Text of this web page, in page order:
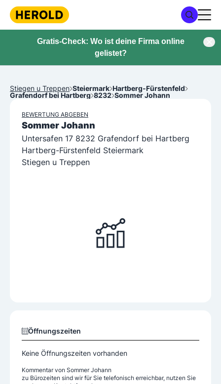
Gratis-Check: Wo ist deine Firma online
gelistet?
Stiegen u Treppen Steiermark Hartberg-Fürstenfeld
Grafendorf bei Hartberg 8232 Sommer Johann
BEWERTUNG ABGEBEN
Sommer Johann
Untersafen 17 8232 Grafendorf bei Hartberg
Hartberg-Fürstenfeld Steiermark
Stiegen u Treppen
Öffnungszeiten
Keine Öffnungszeiten vorhanden
Kommentar von Sommer Johann
zu Bürozeiten sind wir für Sie telefonisch erreichbar, nutzen Sie